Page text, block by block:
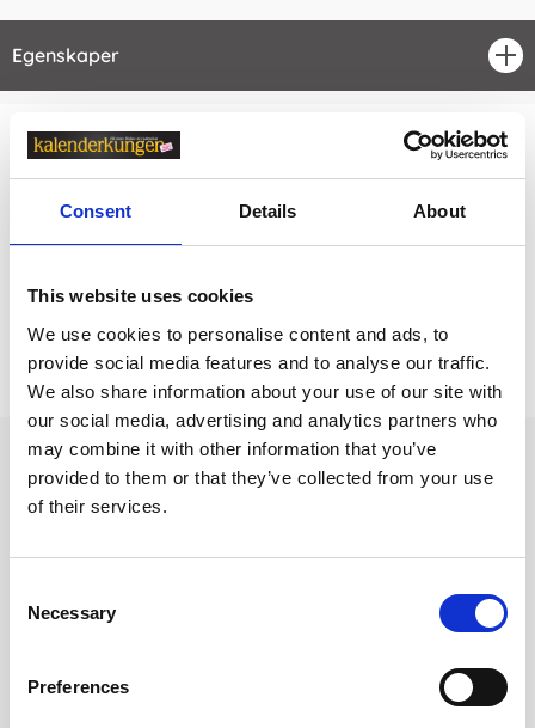
Consent Details About
This website uses cookies
We use cookies to personalise content and ads, to
provide social media features and to analyse our traffic.
We also share information about your use of our site with
our social media, advertising and analytics partners who
may combine it with other information that you’ve
provided to them or that they’ve collected from your use
of their services.
Selection
Necessary
Preferences
Egenskaper
Relaterade kategorier
Moleskine
Prishistorik
Lägsta pris senaste 30 dagarna är 229 kr (2026-08-07)
Andra tittade även på